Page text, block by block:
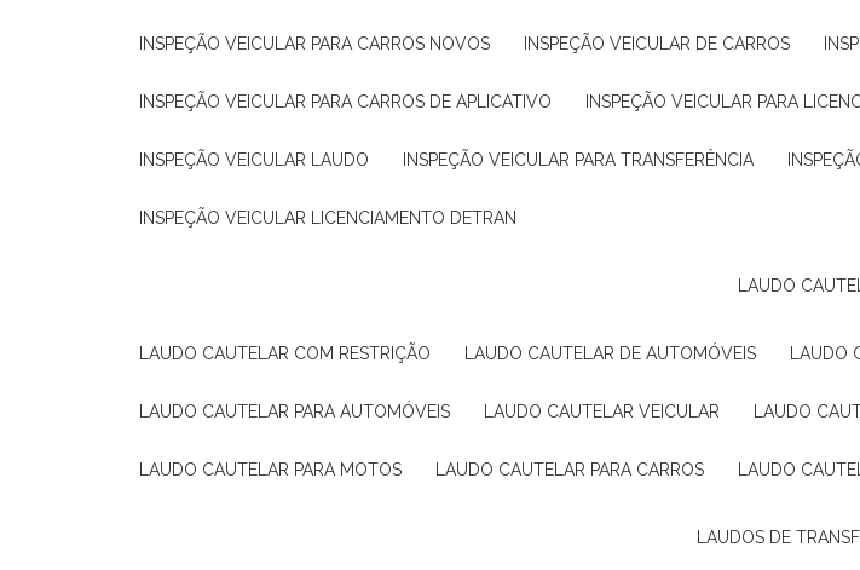
INSPEÇÃO VEICULAR PARA CARROS NOVOS INSPEÇÃO VEICULAR DE CARROS
INSPEÇÃO VEICULAR PARA CARROS DE APLICATIVO INSPEÇÃO VEICULAR PARA
INSPEÇÃO VEICULAR LAUDO INSPEÇÃO VEICULAR PARA TRANSFERÊNCIA
INSPEÇÃO VEICULAR LICENCIAMENTO DETRAN
LAUDO
LAUDO CAUTELAR COM RESTRIÇÃO LAUDO CAUTELAR DE AUTOMÓVEIS LAUDO
LAUDO CAUTELAR PARA AUTOMÓVEIS LAUDO CAUTELAR VEICULAR LAUDO
LAUDO CAUTELAR PARA MOTOS LAUDO CAUTELAR PARA CARROS LAUDO
LAUDOS DE